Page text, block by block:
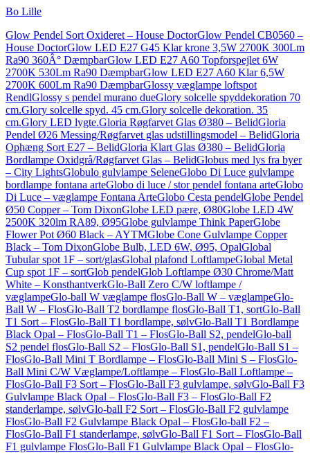
Bo Lille
Glow Pendel Sort Oxideret – House DoctorGlow Pendel CB0560 –
House DoctorGlow LED E27 G45 Klar krone 3,5W 2700K 300Lm
Ra90 360Â° DæmpbarGlow LED E27 A60 Topforspejlet 6W
2700K 530Lm Ra90 DæmpbarGlow LED E27 A60 Klar 6,5W
2700K 600Lm Ra90 DæmpbarGlossy væglampe loftspot
RendlGlossy s pendel murano dueGlory solcelle spyddekoration 70
cm.Glory solcelle spyd. 45 cm.Glory solcelle dekoration. 35
cm.Glory LED lygte.Gloria Røgfarvet Glas Ø380 – BelidGloria
Pendel Ø26 Messing/Røgfarvet glas udstillingsmodel – BelidGloria
Ophæng Sort E27 – BelidGloria Klart Glas Ø380 – BelidGloria
Bordlampe Oxidgrå/Røgfarvet Glas – BelidGlobus med lys fra byer
– City LightsGlobulo gulvlampe SeleneGlobo Di Luce gulvlampe
bordlampe fontana arteGlobo di luce / stor pendel fontana arteGlobo
Di Luce – væglampe Fontana ArteGlobo Cesta pendelGlobe Pendel
Ø50 Copper – Tom DixonGlobe LED pære, Ø80Globe LED 4W
2500K 320lm RA89, Ø95Globe gulvlampe Think PaperGlobe
Flower Pot Ø60 Black – AYTMGlobe Cone Gulvlampe Copper
Black – Tom DixonGlobe Bulb, LED 6W, Ø95, OpalGlobal
Tubular spot 1F – sort/glasGlobal plafond LoftlampeGlobal Metal
Cup spot 1F – sortGlob pendelGlob Loftlampe Ø30 Chrome/Matt
White – KonsthantverkGlo-Ball Zero C/W loftlampe /
væglampeGlo-ball W væglampe flosGlo-Ball W – væglampeGlo-
Ball W – FlosGlo-Ball T2 bordlampe flosGlo-Ball T1, sortGlo-Ball
T1 Sort – FlosGlo-Ball T1 bordlampe, sølvGlo-Ball T1 Bordlampe
Black Opal – FlosGlo-Ball T1 – FlosGlo-Ball S2, pendelGlo-ball
S2 pendel flosGlo-Ball S2 – FlosGlo-Ball S1, pendelGlo-Ball S1 –
FlosGlo-Ball Mini T Bordlampe – FlosGlo-Ball Mini S – FlosGlo-
Ball Mini C/W Væglampe/Loftlampe – FlosGlo-Ball Loftlampe –
FlosGlo-Ball F3 Sort – FlosGlo-Ball F3 gulvlampe, sølvGlo-Ball F3
Gulvlampe Black Opal – FlosGlo-Ball F3 – FlosGlo-Ball F2
standerlampe, sølvGlo-ball F2 Sort – FlosGlo-Ball F2 gulvlampe
FlosGlo-Ball F2 Gulvlampe Black Opal – FlosGlo-ball F2 –
FlosGlo-Ball F1 standerlampe, sølvGlo-Ball F1 Sort – FlosGlo-Ball
F1 gulvlampe FlosGlo-Ball F1 Gulvlampe Black Opal – FlosGlo-